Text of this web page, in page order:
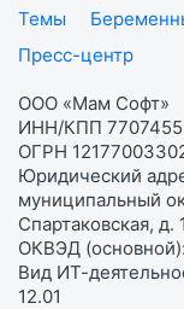
Темы
Пресс-центр
ООО «Мам Софт»
ИНН/КПП
ОГРН
Юридический
муниципальный
Спартаковская,
ОКВЭД
Вид ИТ-
12.01